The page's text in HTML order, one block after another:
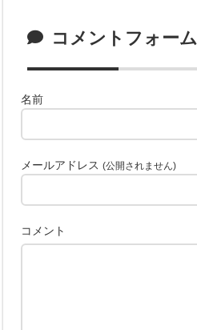
コメントフォーム
名前
メールアドレス(公開されません)
コメント